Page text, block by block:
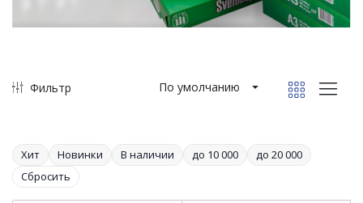
Фильтр По умолчанию
Хит Новинки В наличии до 10 000
до 20 000
Сбросить